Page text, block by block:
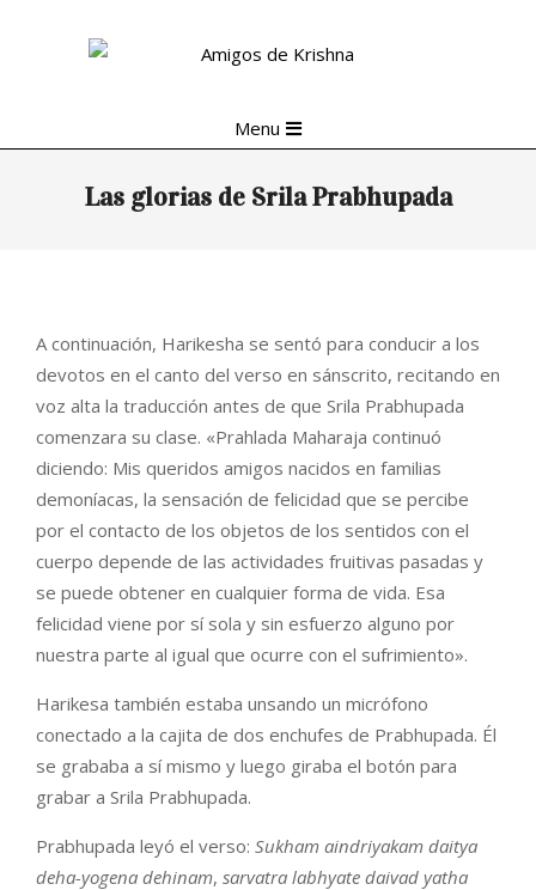
Navigation
Menu
Las glorias de Srila Prabhupada
A continuación, Harikesha se sentó para conducir a los
devotos en el canto del verso en sánscrito, recitando en
voz alta la traducción antes de que Srila Prabhupada
comenzara su clase. «Prahlada Maharaja continuó
diciendo: Mis queridos amigos nacidos en familias
demoníacas, la sensación de felicidad que se percibe
por el contacto de los objetos de los sentidos con el
cuerpo depende de las actividades fruitivas pasadas y
se puede obtener en cualquier forma de vida. Esa
felicidad viene por sí sola y sin esfuerzo alguno por
nuestra parte al igual que ocurre con el sufrimiento».
Harikesa también estaba unsando un micrófono
conectado a la cajita de dos enchufes de Prabhupada. Él
se grababa a sí mismo y luego giraba el botón para
grabar a Srila Prabhupada.
Prabhupada leyó el verso: Sukham aindriyakam daitya
deha-yogena dehinam, sarvatra labhyate daivad yatha